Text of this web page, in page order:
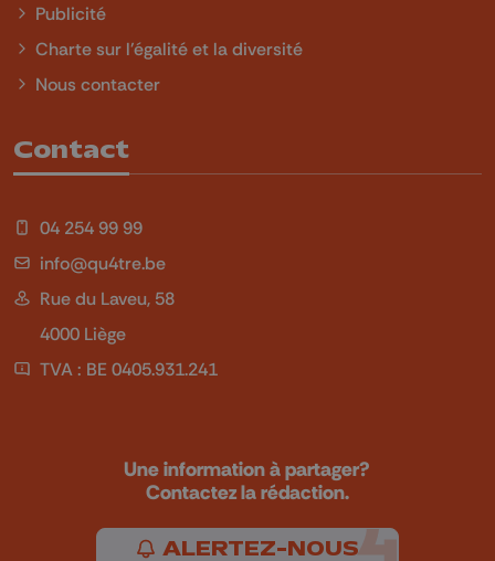
Publicité
Charte sur l'égalité et la diversité
Nous contacter
Contact
04 254 99 99
info@qu4tre.be
Rue du Laveu, 58
4000 Liège
TVA : BE 0405.931.241
Une information à partager?
Contactez la rédaction.
ALERTEZ-NOUS